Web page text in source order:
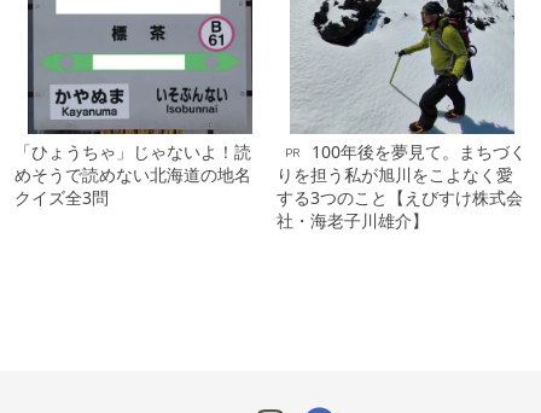
「ひょうちゃ」じゃないよ！読
めそうで読めない北海道の地名
クイズ全3問
PR
100年後を夢見て。まちづく
りを担う私が旭川をこよなく愛
する3つのこと【えびすけ株式会
社・海老子川雄介】